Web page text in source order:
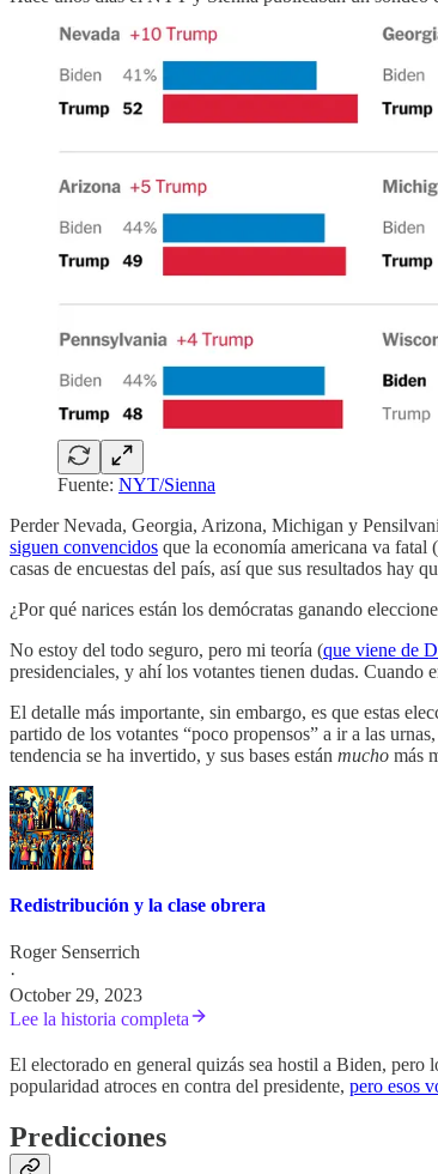
Fuente: NYT/Sienna
Perder Nevada, Georgia, Arizona, Michigan y
siguen convencidos que la economía americana va fatal
casas de encuestas del país, así que sus resultados hay
¿Por qué narices están los demócratas ganando
No estoy del todo seguro, pero mi teoría (que viene de
presidenciales, y ahí los votantes tienen dudas. Cuando
El detalle más importante, sin embargo, es que estas
partido de los votantes “poco propensos” a ir a las
tendencia se ha invertido, y sus bases están mucho más
Redistribución y la clase obrera
Roger Senserrich
·
October 29, 2023
Lee la historia completa
El electorado en general quizás sea hostil a Biden, pero
popularidad atroces en contra del presidente, pero esos
Predicciones